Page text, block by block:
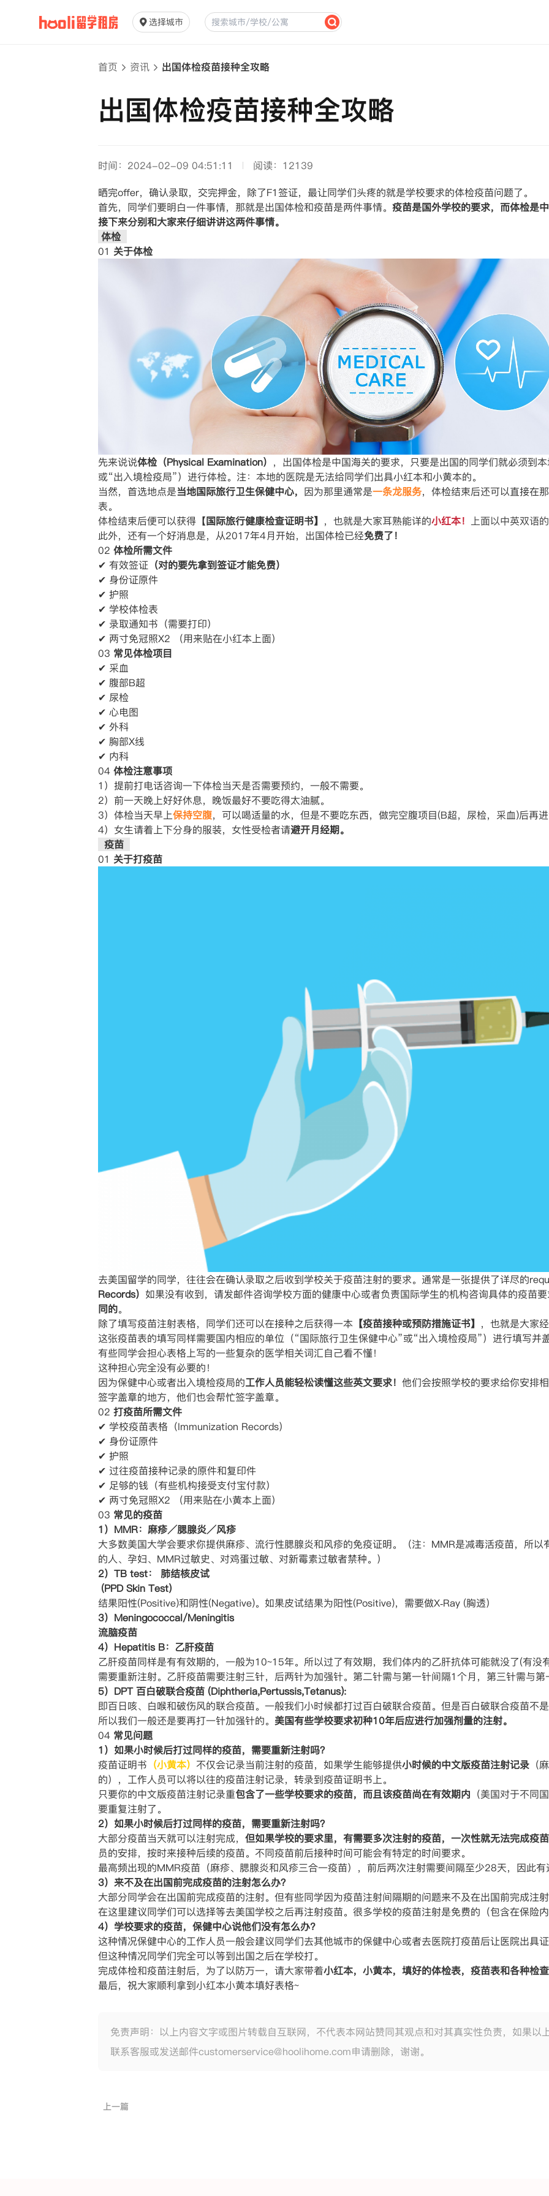
选择城市
首页 资讯 出国体检疫苗接种全攻略
出国体检疫苗接种全攻略
时间：2024-02-09 04:51:11
阅读：12139
晒完offer，确认录取，交完押金，除了F1签证，最让同学们头疼的就是学校要求的体检疫苗问题了。
首先，同学们要明白一件事情，那就是出国体检和疫苗是两件事情。 疫苗是国外学校的要求，而体检是
接下来分别和大家来仔细讲讲这两件事情。
体检
01 关于体检
先来说说体检（Physical Examination） ，出国体检是中国海关的要求，只要是出国的同学们就必须到
或“出入境检疫局”）进行体检。注：本地的医院是无法给同学们出具小红本和小黄本的。
当然，首选地点是当地国际旅行卫生保健中心， 因为那里通常是一条龙服务，体检结束后还可以直接在
表。
体检结束后便可以获得【国际旅行健康检查证明书】 ，也就是大家耳熟能详的小红本！ 上面以中英双语
此外，还有一个好消息是，从2017年4月开始，出国体检已经免费了！
02 体检所需文件
✔ 有效签证 （对的要先拿到签证才能免费）
✔ 身份证原件
✔ 护照
✔ 学校体检表
✔ 录取通知书（需要打印）
✔ 两寸免冠照X2 （用来贴在小红本上面）
03 常见体检项目
✔ 采血
✔ 腹部B超
✔ 尿检
✔ 心电图
✔ 外科
✔ 胸部X线
✔ 内科
04 体检注意事项
1）提前打电话咨询一下体检当天是否需要预约，一般不需要。
2）前一天晚上好好休息，晚饭最好不要吃得太油腻。
3）体检当天早上保持空腹，可以喝适量的水，但是不要吃东西，做完空腹项目(B超，尿检，采血)后再
4）女生请着上下分身的服装，女性受检者请避开月经期。
疫苗
01 关于打疫苗
去美国留学的同学，往往会在确认录取之后收到学校关于疫苗注射的要求。通常是一张提供了详尽的
Records） 如果没有收到，请发邮件咨询学校方面的健康中心或者负责国际学生的机构咨询具体的疫苗
同的。
除了填写疫苗注射表格，同学们还可以在接种之后获得一本 【疫苗接种或预防措施证书】 ，也就是大家
这张疫苗表的填写同样需要国内相应的单位（“国际旅行卫生保健中心”或“出入境检疫局”）进行填写并
有些同学会担心表格上写的一些复杂的医学相关词汇自己看不懂！
这种担心完全没有必要的！
因为保健中心或者出入境检疫局的工作人员能轻松读懂这些英文要求！ 他们会按照学校的要求给你安排
签字盖章的地方，他们也会帮忙签字盖章。
02 打疫苗所需文件
✔ 学校疫苗表格（Immunization Records）
✔ 身份证原件
✔ 护照
✔ 过往疫苗接种记录的原件和复印件
✔ 足够的钱（有些机构接受支付宝付款）
✔ 两寸免冠照X2 （用来贴在小黄本上面）
03 常见的疫苗
1）MMR：麻疹／腮腺炎／风疹
大多数美国大学会要求你提供麻疹、流行性腮腺炎和风疹的免疫证明。（注：MMR是减毒活疫苗，所
的人、孕妇、MMR过敏史、对鸡蛋过敏、对新霉素过敏者禁种。）
2）TB test： 肺结核皮试
(PPD Skin Test)
结果阳性(Positive)和阴性(Negative)。如果皮试结果为阳性(Positive)，需要做X‐Ray (胸透）
3）Meningococcal/Meningitis
流脑疫苗
4）Hepatitis B：乙肝疫苗
乙肝疫苗同样是有有效期的，一般为10~15年。所以过了有效期，我们体内的乙肝抗体可能就没了(有没
需要重新注射。乙肝疫苗需要注射三针，后两针为加强针。第二针需与第一针间隔1个月，第三针需与
5）DPT 百白破联合疫苗 (Diphtheria,Pertussis,Tetanus):
即百日咳、白喉和破伤风的联合疫苗。一般我们小时候都打过百白破联合疫苗。但是百白破联合疫苗不
所以我们一般还是要再打一针加强针的。 美国有些学校要求初种10年后应进行加强剂量的注射。
04 常见问题
1）如果小时候后打过同样的疫苗，需要重新注射吗？
疫苗证明书 （小黄本） 不仅会记录当前注射的疫苗，如果学生能够提供小时候的中文版疫苗注射记录 （
的），工作人员可以将以往的疫苗注射记录，转录到疫苗证明书上。
只要你的中文版疫苗注射记录重包含了一些学校要求的疫苗，而且该疫苗尚在有效期内 （美国对于不同
要重复注射了。
2）如果小时候后打过同样的疫苗，需要重新注射吗？
大部分疫苗当天就可以注射完成， 但如果学校的要求里，有需要多次注射的疫苗，一次性就无法完成疫
员的安排，按时来接种后续的疫苗。不同疫苗前后接种时间可能会有特定的时间要求。
最高频出现的MMR疫苗（麻疹、腮腺炎和风疹三合一疫苗），前后两次注射需要间隔至少28天，因此
3）来不及在出国前完成疫苗的注射怎么办？
大部分同学会在出国前完成疫苗的注射。但有些同学因为疫苗注射间隔期的问题来不及在出国前完成注
在这里建议同学们可以选择等去美国学校之后再注射疫苗。很多学校的疫苗注射是免费的（包含在保险
4）学校要求的疫苗，保健中心说他们没有怎么办?
这种情况保健中心的工作人员一般会建议同学们去其他城市的保健中心或者去医院打疫苗后让医院出具
但这种情况同学们完全可以等到出国之后在学校打。
完成体检和疫苗注射后，为了以防万一，请大家带着小红本，小黄本，填好的体检表，疫苗表和各种检
最后，祝大家顺利拿到小红本小黄本填好表格~
免责声明：以上内容文字或图片转载自互联网，不代表本网站赞同其观点和对其真实性负责，如果以
联系客服或发送邮件customerservice@hoolihome.com申请删除，谢谢。
上一篇